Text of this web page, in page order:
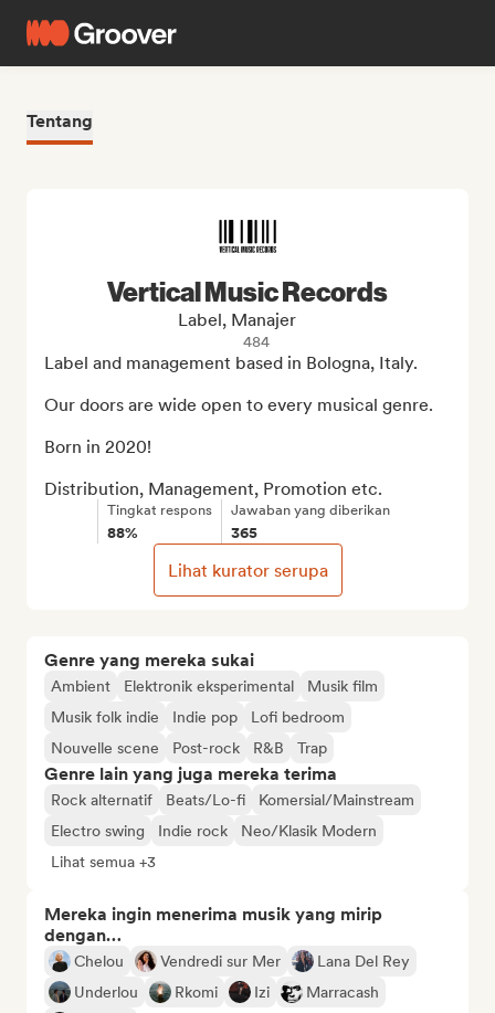
Tentang
Genre yang mereka sukai
Ambient Elektronik eksperimental
Musik film
Musik folk indie
Indie pop
Lofi bedroom
Nouvelle scene
Post-rock R&B Trap
Genre lain yang juga mereka terima
Rock alternatif Beats/Lo-fi
Komersial/Mainstream
Electro swing
Indie rock
Neo/Klasik Modern
Lihat semua +3
Mereka ingin menerima musik yang mirip
dengan…
Chelou Vendredi sur Mer
Lana Del Rey
Underlou
Rkomi Izi
Marracash
Vertical Music Records
Label, Manajer
484
Label and management based in Bologna, Italy.
Our doors are wide open to every musical genre.
Born in 2020!
Distribution, Management, Promotion etc.
Tingkat respons
88%
Jawaban yang diberikan
365
Lihat kurator serupa